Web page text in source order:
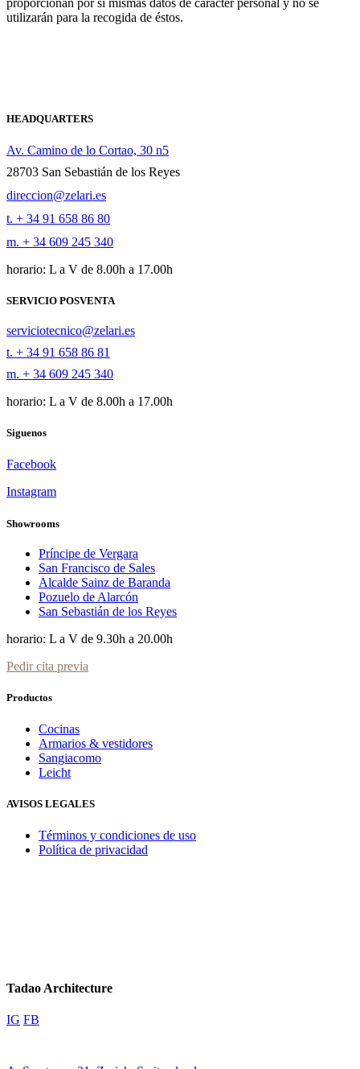
proporcionan por sí mismas datos de carácter personal y no se
utilizarán para la recogida de éstos.
HEADQUARTERS
Av. Camino de lo Cortao, 30 n5
28703 San Sebastián de los Reyes
direccion@zelari.es
t. + 34 91 658 86 80
m. + 34 609 245 340
horario: L a V de 8.00h a 17.00h
SERVICIO POSVENTA
serviciotecnico@zelari.es
t. + 34 91 658 86 81
m. + 34 609 245 340
horario: L a V de 8.00h a 17.00h
Siguenos
Facebook
Instagram
Showrooms
Príncipe de Vergara
San Francisco de Sales
Alcalde Sainz de Baranda
Pozuelo de Alarcón
San Sebastián de los Reyes
horario: L a V de 9.30h a 20.00h
Pedir cita previa
Productos
Cocinas
Armarios & vestidores
Sangiacomo
Leicht
AVISOS LEGALES
Términos y condiciones de uso
Política de privacidad
Tadao Architecture
IG FB